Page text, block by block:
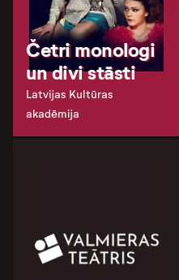
Četri monologi
un divi stāsti
Latvijas Kultūras
akadēmija